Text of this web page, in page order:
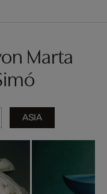
Marta
ASIA